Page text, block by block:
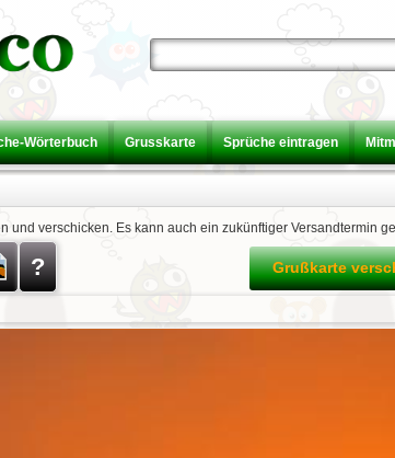
Wörterbuch Grusskarte Sprüche eintragen
und verschicken. Es kann auch ein zukünftiger Versandtermin
? Grußkarte